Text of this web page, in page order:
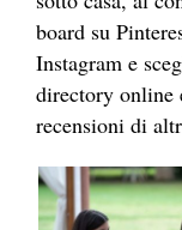
board su
Instagram e
directory online
recensioni di